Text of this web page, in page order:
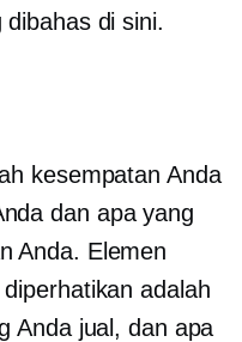
di sini.
kesempatan Anda
dan apa yang
Anda. Elemen
adalah
Anda jual, dan apa